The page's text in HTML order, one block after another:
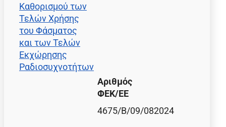
Καθορισμού των
Τελών Χρήσης
του Φάσματος
και των Τελών
Εκχώρησης
Ραδιοσυχνοτήτων
Αριθμός
ΦΕΚ/EE
4675/B/09/082024